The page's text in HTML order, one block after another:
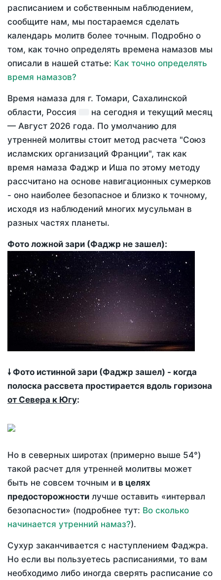
расписанием и собственным наблюдением,
сообщите нам, мы постараемся сделать
календарь молитв более точным. Подробно о
том, как точно определять времена намазов мы
описали в нашей статье: Как точно определять
время намазов?
Время намаза для г. Томари, Сахалинской
области, Россия
на сегодня и текущий месяц
— Август 2026 года. По умолчанию для
утренней молитвы стоит метод расчета "Союз
исламских организаций Франции", так как
время намаза Фаджр и Иша по этому методу
рассчитано на основе навигационных сумерков
- оно наиболее безопасное и близко к точному,
исходя из наблюдений многих мусульман в
разных частях планеты.
Фото ложной зари (Фаджр не зашел):
🠗 Фото истинной зари (Фаджр зашел) - когда
полоска рассвета простирается вдоль горизона
от Севера к Югу:
Но в северных широтах (примерно выше 54°)
такой расчет для утренней молитвы может
быть не совсем точным и в целях
предосторожности лучше оставить «интервал
безопасности» (подробнее тут: Во сколько
начинается утренний намаз?).
Сухур заканчивается с наступлением Фаджра.
Но если вы пользуетесь расписаниями, то вам
необходимо либо иногда сверять расписание со